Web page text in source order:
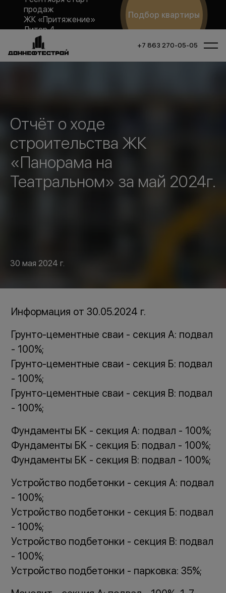
продаж
ЖК «Притяжение»
Литер 4
Подбор квартиры
+7 863 270-05-05
Отчёт о ходе
строительства ЖК
«Панорама на
Театральном» за май 2024г.
30 мая 2024 г.
Информация от 30.05.2024 г.
Грунто-цементные сваи - секция А: подвал
- 100%;
Грунто-цементные сваи - секция Б: подвал
- 100%;
Грунто-цементные сваи - секция В: подвал
- 100%;
Фундаменты БК - секция А: подвал - 100%;
Фундаменты БК - секция Б: подвал - 100%;
Фундаменты БК - секция В: подвал - 100%;
Устройство подбетонки - секция А: подвал
- 100%;
Устройство подбетонки - секция Б: подвал
- 100%;
Устройство подбетонки - секция В: подвал
- 100%;
Устройство подбетонки - парковка: 35%;